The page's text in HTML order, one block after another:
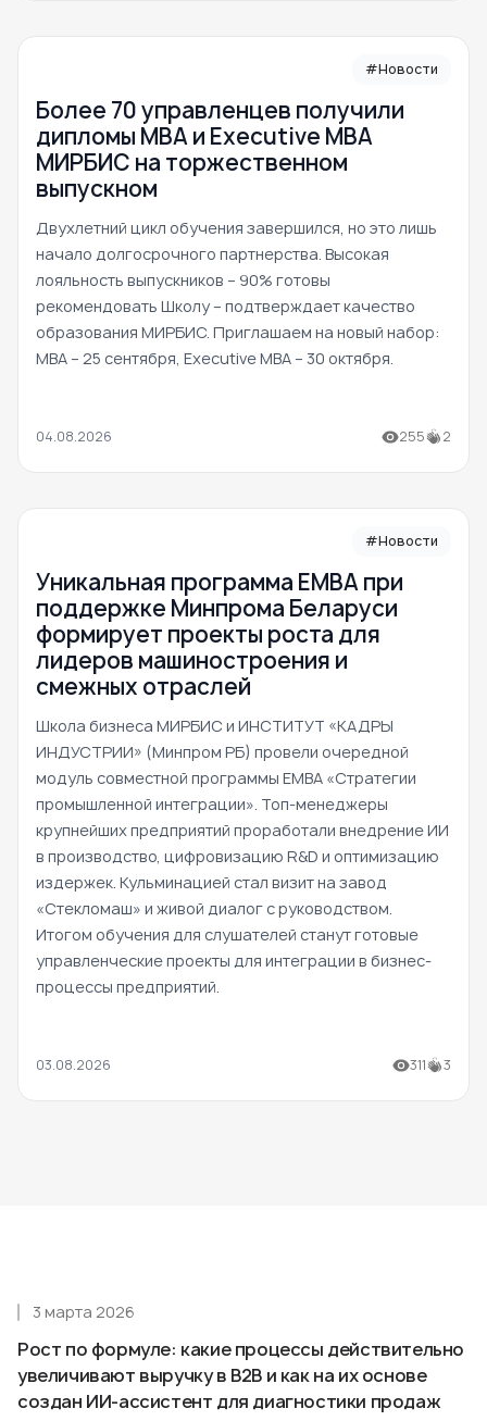
#Новости
Более 70 управленцев получили
дипломы MBA и Executive MBA
МИРБИС на торжественном
выпускном
Двухлетний цикл обучения завершился, но это лишь
начало долгосрочного партнерства. Высокая
лояльность выпускников – 90% готовы
рекомендовать Школу – подтверждает качество
образования МИРБИС. Приглашаем на новый набор:
MBA – 25 сентября, Executive MBA – 30 октября.
04.08.2026 255 2
#Новости
Уникальная программа ЕМВА при
поддержке Минпрома Беларуси
формирует проекты роста для
лидеров машиностроения и
смежных отраслей
Школа бизнеса МИРБИС и ИНСТИТУТ «КАДРЫ
ИНДУСТРИИ» (Минпром РБ) провели очередной
модуль совместной программы EMBA «Стратегии
промышленной интеграции». Топ-менеджеры
крупнейших предприятий проработали внедрение ИИ
в производство, цифровизацию R&D и оптимизацию
издержек. Кульминацией стал визит на завод
«Стекломаш» и живой диалог с руководством.
Итогом обучения для слушателей станут готовые
управленческие проекты для интеграции в бизнес-
процессы предприятий.
03.08.2026 311 3
Рост по формуле: какие процессы действительно
увеличивают выручку в B2B и как на их основе
создан ИИ-ассистент для диагностики продаж
3 марта 2026